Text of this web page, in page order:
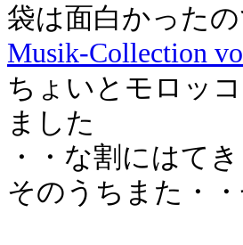
袋は面白かった
Musik-Collection
ちょいとモロッ
ました
・・な割にはて
そのうちまた・